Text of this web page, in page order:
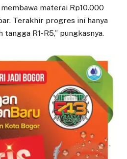
materai Rp10.000
Terakhir progres ini hanya
R1-R5,” pungkasnya.